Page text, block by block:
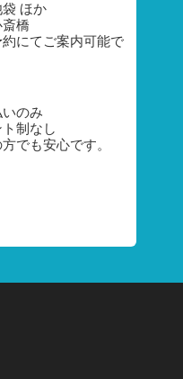
ほか
橋
にてご案内可能で
のみ
制なし
でも安心です。